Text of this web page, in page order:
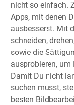
nicht so einfach.
Apps, mit denen
ausbesserst. Mit
schneiden,
sowie die
ausprobieren,
Damit Du nicht
suchen musst,
besten